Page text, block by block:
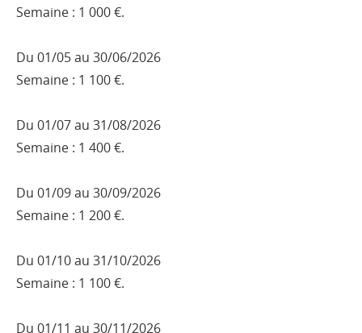
Semaine : 1 000 €.
Du 01/05 au 30/06/2026
Semaine : 1 100 €.
Du 01/07 au 31/08/2026
Semaine : 1 400 €.
Du 01/09 au 30/09/2026
Semaine : 1 200 €.
Du 01/10 au 31/10/2026
Semaine : 1 100 €.
Du 01/11 au 30/11/2026